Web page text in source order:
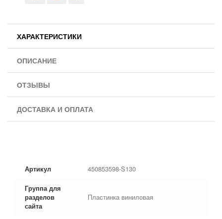
ХАРАКТЕРИСТИКИ
ОПИСАНИЕ
ОТЗЫВЫ
ДОСТАВКА И ОПЛАТА
Артикул 450853598-S130
Группа для
разделов
сайта
Пластинка виниловая